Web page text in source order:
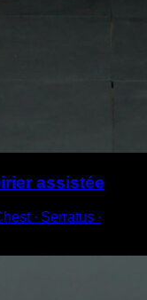
assistée
∙ Serratus ∙